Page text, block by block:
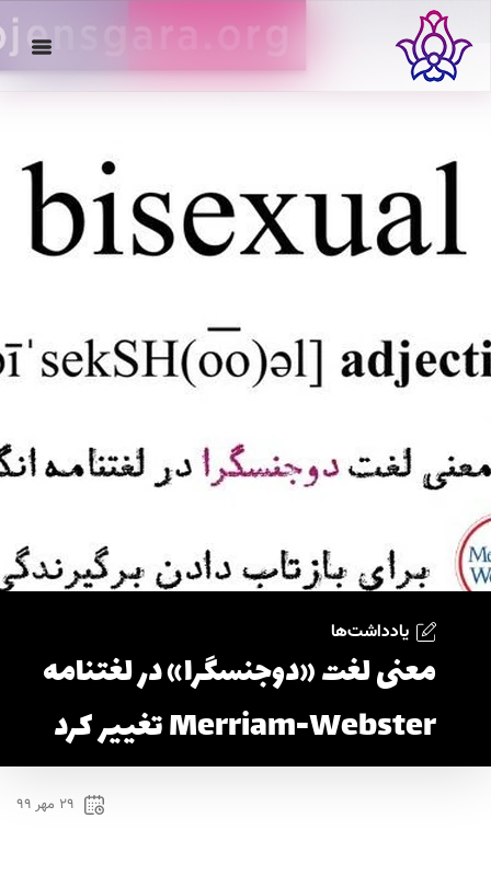
یادداشت‌ها
معنی لغت «دوجنسگرا» در لغتنامه
Merriam-Webster تغییر کرد